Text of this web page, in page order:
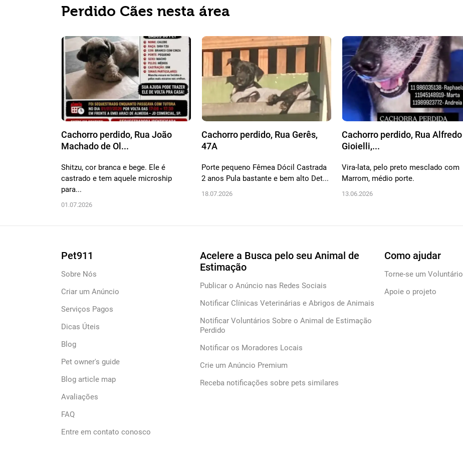
Perdido Cães nesta área
Cachorro perdido, Rua João
Machado de Ol...
Shitzu, cor branca e bege. Ele é
castrado e tem aquele microship
para...
01.07.2026
Cachorro perdido, Rua Gerês,
47A
Porte pequeno Fêmea Dócil Castrada
2 anos Pula bastante e bem alto Det...
18.07.2026
Cachorro perdido, Rua Alfredo
Gioielli,...
Vira-lata, pelo preto mesclado com
Marrom, médio porte.
13.06.2026
Pet911
Sobre Nós
Criar um Anúncio
Serviços Pagos
Dicas Úteis
Blog
Pet owner's guide
Blog article map
Avaliações
FAQ
Entre em contato conosco
Acelere a Busca pelo seu Animal de
Estimação
Publicar o Anúncio nas Redes Sociais
Notificar Clínicas Veterinárias e Abrigos de Animais
Notificar Voluntários Sobre o Animal de Estimação
Perdido
Notificar os Moradores Locais
Crie um Anúncio Premium
Receba notificações sobre pets similares
Como ajudar
Torne-se um Voluntário
Apoie o projeto